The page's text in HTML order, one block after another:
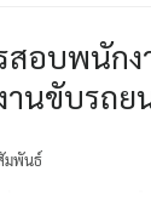
อบพนักง
านขับรถย
มพันธ์